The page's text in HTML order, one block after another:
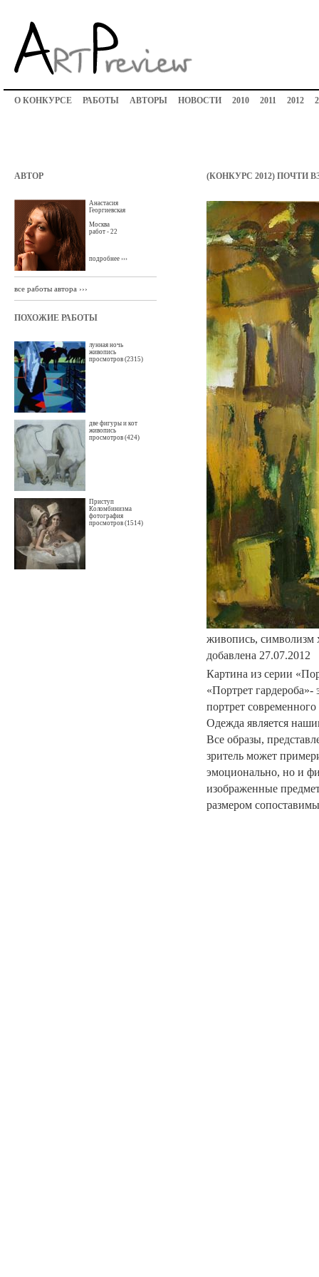
О КОНКУРСЕ РАБОТЫ АВТОРЫ НОВОСТИ 2010 2011 2012
АВТОР
Анастасия
Георгиевская
Москва
работ - 22
подробнее ›››
все работы автора ›››
ПОХОЖИЕ РАБОТЫ
лунная ночь
живопись
просмотров (2315)
две фигуры и кот
живопись
просмотров (424)
Приступ
Коломбинизма
фотография
просмотров (1514)
(КОНКУРС 2012) ПОЧТИ
живопись, символизм
добавлена 27.07.2012
Картина из серии
«Портрет
портрет современного
Одежда является
Все образы,
зритель может
эмоционально, но и
изображенные
размером